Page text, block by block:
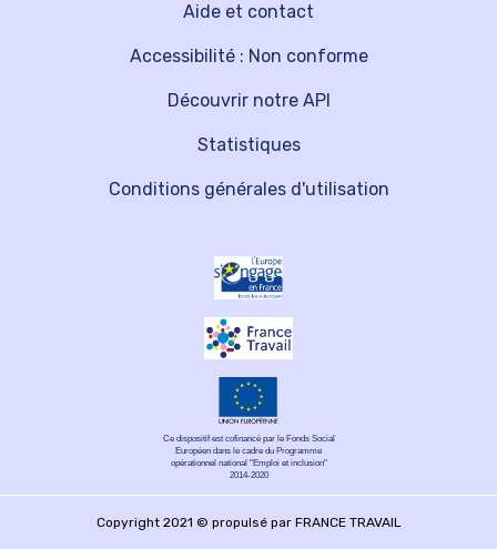
Découvrir notre API
Aide et contact
Statistiques
Accessibilité : Non conforme
Conditions générales d'utilisation
Ce dispositif est cofinancé par le Fonds Social
Européen dans le cadre du Programme
opérationnel national "Emploi et inclusion"
2014-2020
Copyright 2021 © propulsé par FRANCE TRAVAIL